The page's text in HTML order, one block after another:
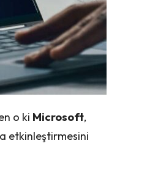
o ki Microsoft,
etkinleştirmesini